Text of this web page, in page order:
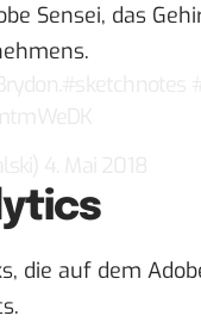
Sensei, das
die auf dem